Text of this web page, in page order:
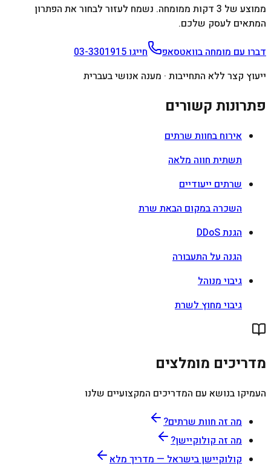
ממוצע של 3 דקות ממומחה. נשמח לעזור לבחור את הפתרון
המתאים לעסק שלכם.
דברו עם מומחה בוואטסאפ
חייגו03-3301915
ייעוץ קצר ללא התחייבות · מענה אנושי בעברית
פתרונות קשורים
אירוח בחוות שרתים
תשתית חווה מלאה
שרתים ייעודיים
השכרה במקום הבאת שרת
הגנת DDoS
הגנה על התעבורה
גיבוי מנוהל
גיבוי מחוץ לשרת
מדריכים מומלצים
העמיקו בנושא עם המדריכים המקצועיים שלנו
מה זה חוות שרתים?
מה זה קולוקיישן?
קולוקיישן בישראל — מדריך מלא